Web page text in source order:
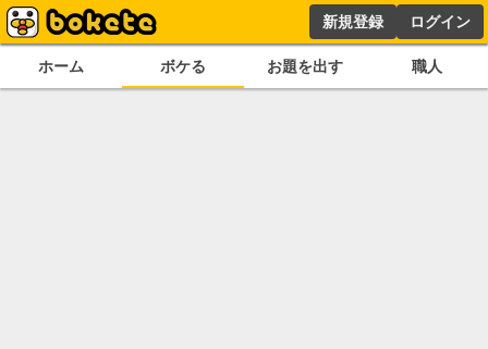
新規登録 ログイン
ホーム ボケる お題を出す 職人